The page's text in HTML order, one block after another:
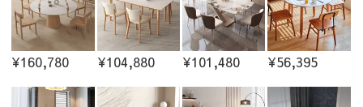
¥160,780 ¥104,880 ¥101,480 ¥56,395